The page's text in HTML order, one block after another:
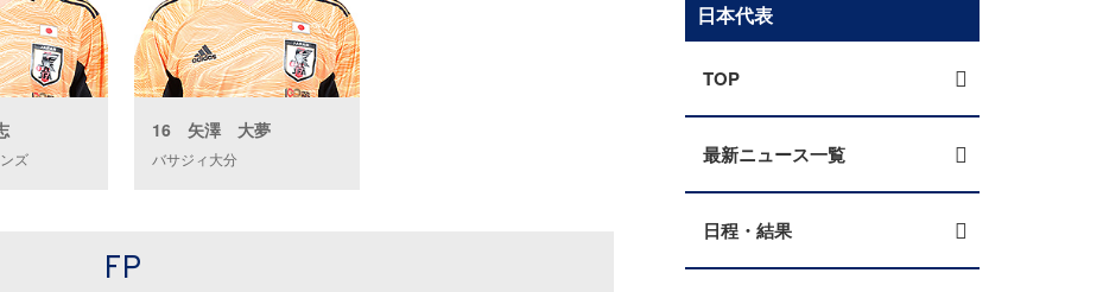
ズ
16 矢澤 大夢
バサジィ大分
FP
日本代表
TOP
最新ニュース一覧
日程・結果